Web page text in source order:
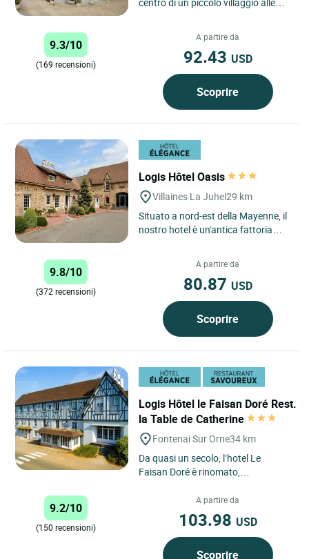
centro di un piccolo villaggio alle
9.3/10
(169 recensioni)
A partire da
92.43 USD
Scoprire
Logis Hôtel Oasis
Villaines La Juhel29 km
Situato a nord-est della Mayenne, il
nostro hotel è un'antica fattoria
9.8/10
(372 recensioni)
A partire da
80.87 USD
Scoprire
Logis Hôtel le Faisan Doré Rest.
la Table de Catherine
Fontenai Sur Orne34 km
Da quasi un secolo, l’hotel Le
Faisan Doré è rinomato,
della città di Argentan e nel...
9.2/10
(150 recensioni)
A partire da
103.98 USD
Scoprire